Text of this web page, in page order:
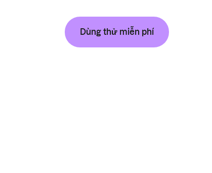
Dùng thử miễn phí